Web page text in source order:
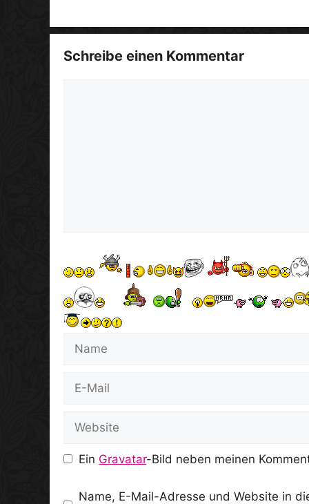
Schreibe einen Kommentar
Name
Website
Ein Gravatar-Bild neben meinen
Name, E-Mail-Adresse und Website in